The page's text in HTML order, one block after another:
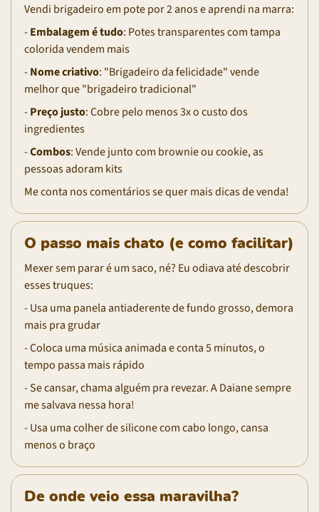
Vendi brigadeiro em pote por 2 anos e aprendi na marra:
-Embalagem é tudo: Potes transparentes com tampa
colorida vendem mais
-Nome criativo: "Brigadeiro da felicidade" vende
melhor que "brigadeiro tradicional"
-Preço justo: Cobre pelo menos 3x o custo dos
ingredientes
-Combos: Vende junto com brownie ou cookie, as
pessoas adoram kits
Me conta nos comentários se quer mais dicas de venda!
O passo mais chato (e como facilitar)
Mexer sem parar é um saco, né? Eu odiava até descobrir
esses truques:
- Usa uma panela antiaderente de fundo grosso, demora
mais pra grudar
- Coloca uma música animada e conta 5 minutos, o
tempo passa mais rápido
- Se cansar, chama alguém pra revezar. A Daiane sempre
me salvava nessa hora!
- Usa uma colher de silicone com cabo longo, cansa
menos o braço
De onde veio essa maravilha?